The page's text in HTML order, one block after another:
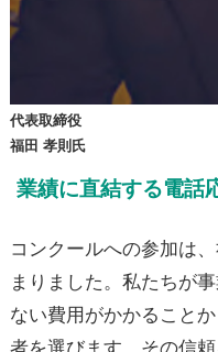
代表取締役
福田 孝則氏
業績に直結する電話
コンクールへの参加は
まりました。私たちが
ない費用がかかること